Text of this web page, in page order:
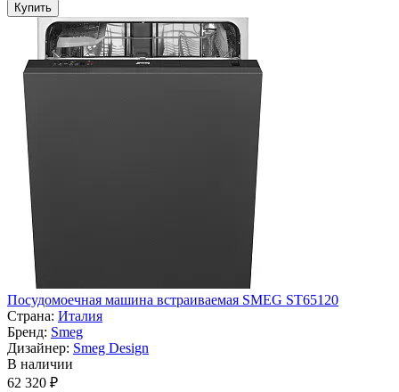
Купить
Посудомоечная машина встраиваемая SMEG ST65120
Страна: Италия
Бренд: Smeg
Дизайнер: Smeg Design
В наличии
62 320 ₽